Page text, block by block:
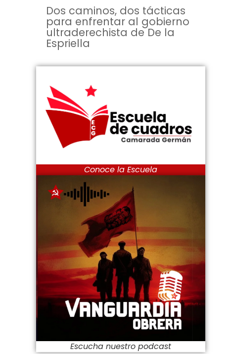
Dos caminos, dos tácticas
para enfrentar al gobierno
ultraderechista de De la
Espriella
Conoce la Escuela
Escucha nuestro podcast